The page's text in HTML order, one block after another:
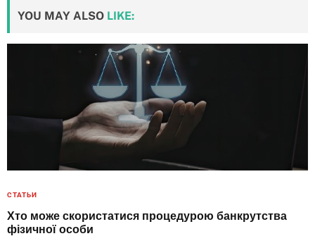
YOU MAY ALSO LIKE:
СТАТЬИ
Хто може скористатися процедурою банкрутства
фізичної особи